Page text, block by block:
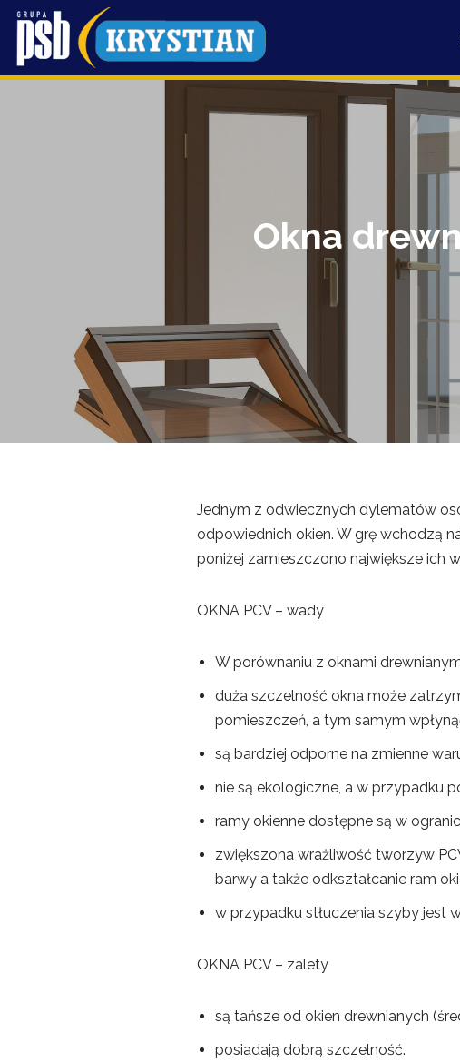
Przejdź
do
Okna
Jednym z odwiecznych dylematów
odpowiednich okien. W grę wchodzą
poniżej zamieszczono największe ich
OKNA PCV – wady
W porównaniu z oknami
duża szczelność okna może
pomieszczeń, a tym samym
są bardziej odporne na zmienne
nie są ekologiczne, a w przypadku
ramy okienne dostępne są w
zwiększona wrażliwość tworzyw
barwy a także odkształcanie ram
w przypadku stłuczenia szyby jest
OKNA PCV – zalety
są tańsze od okien drewnianych
posiadają dobrą szczelność.